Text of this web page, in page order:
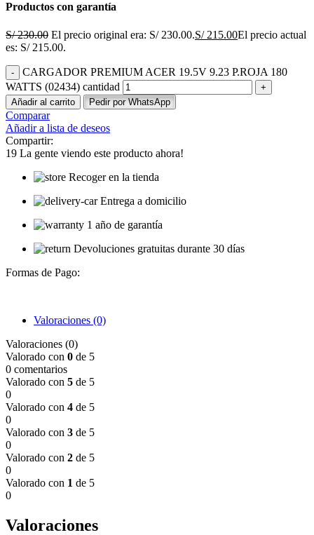
Productos con garantía
S/230.00 El precio original era: S/ 230.00.S/215.00El precio actual
es: S/ 215.00.
CARGADOR PREMIUM ACER 19.5V 9.23 P.ROJA 180
WATTS (02434) cantidad
Añadir al carrito Pedir por WhatsApp
Comparar
Añadir a lista de deseos
Compartir:
19 La gente viendo este producto ahora!
Recoger en la tienda
Entrega a domicilio
1 año de garantía
Devoluciones gratuitas durante 30 días
Formas de Pago:
Valoraciones (0)
Valoraciones (0)
Valorado con 0 de 5
0 comentarios
Valorado con 5 de 5
0
Valorado con 4 de 5
0
Valorado con 3 de 5
0
Valorado con 2 de 5
0
Valorado con 1 de 5
0
Valoraciones